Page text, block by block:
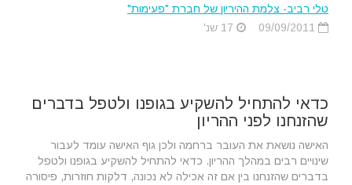
טלי רביב- צלמת ההיריון של חברת "פעימות"
כדאי להתחיל להשקיע בגופנו ולטפל בדברים
שהזנחנו לפני ההריון
האישה נושאת את העובר ברחמה ולכן גוף האישה עומד לעבור
שינויים רבים במהלך ההריון. כדאי להתחיל להשקיע בגופנו ולטפל
בדברים שהזנחנו בין אם זה אכילה לא נכונה, דלקות חוזרות, פיסורה